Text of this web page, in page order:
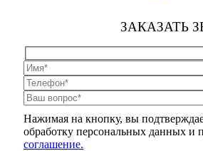
ЗАКАЗАТЬ
Нажимая на кнопку, вы
обработку персональных данных и
соглашение.